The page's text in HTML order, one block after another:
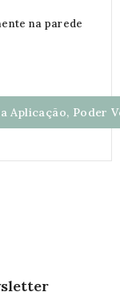
na parede
Aplicação, Poder